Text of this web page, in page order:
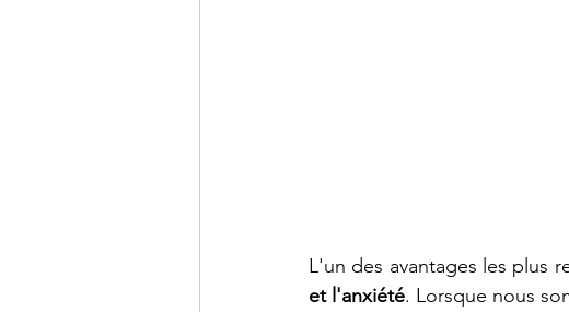
L'un des avantages les plus
et l'anxiété. Lorsque nous